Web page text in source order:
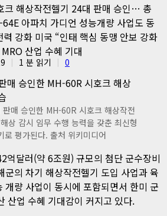
크 해상작전헬기 24대 판매 승인… 총
아파치 가디언 성능개량 사업도 동
강화 미국 “인태 핵심 동맹 안보 강화
산업 수혜 기대
1 분 읽기 0
판매 승인한 MH-60R 시호크 해상작전
상 감시 임무 수행 능력을 갖춘 최신형
로 평가된다. 출처 위키미디어
억달러(약 6조원) 규모의 첨단 군수장비
군의 차기 해상작전헬기 도입 사업과 육
개량 사업이 동시에 포함되면서 한미 군
산업 수혜 기대감이 커지고 있다.